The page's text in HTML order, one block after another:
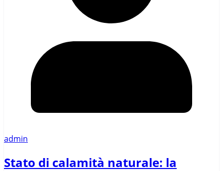
admin
Stato di calamità naturale: la